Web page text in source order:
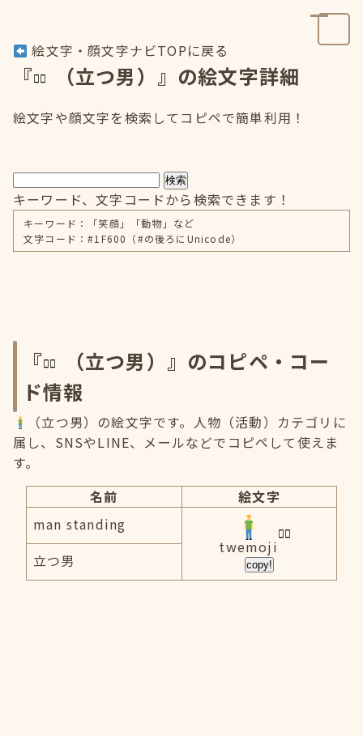
絵文字・顔文字ナビTOPに戻る
『 （立つ男）』の絵文字詳細
絵文字や顔文字を検索してコピペで簡単利用！
検索
キーワード、文字コードから検索できます！
キーワード：「笑顔」「動物」など
文字コード：#1F600（#の後ろにUnicode）
『
（立つ男）』のコピペ・コー
ド情報
（立つ男）の絵文字です。人物（活動）カテゴリに
属し、SNSやLINE、メールなどでコピペして使えま
す。
名前
絵文字
man standing
twemoji
copy!
立つ男